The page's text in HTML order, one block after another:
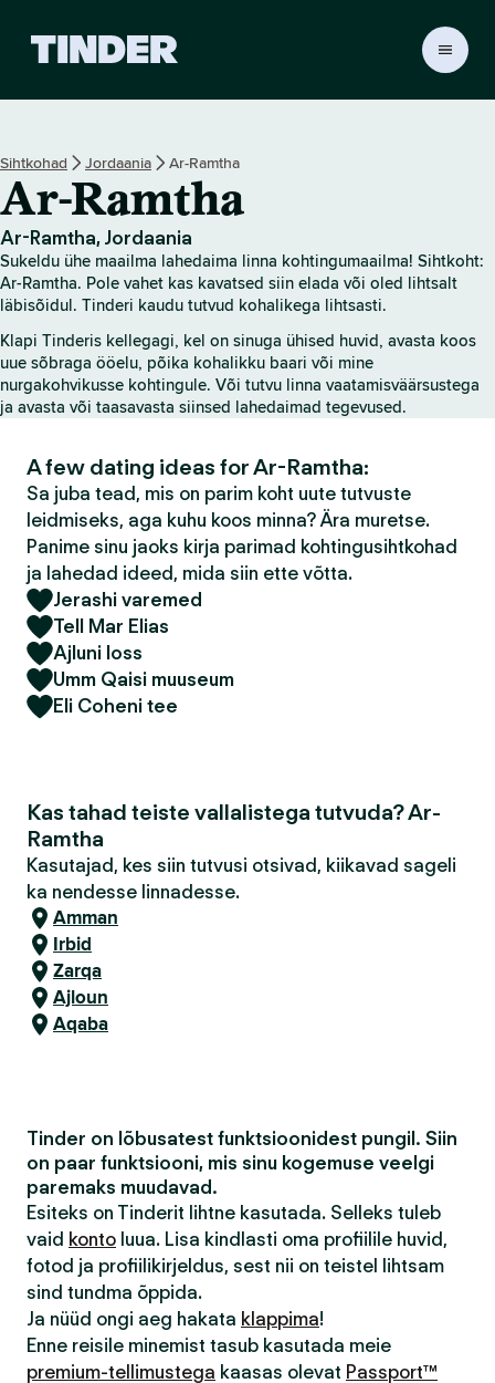
r
i
a
v
a
l
e
t
Sihtkohad Jordaania Ar-Ramtha
Ar-Ramtha
Ar-Ramtha, Jordaania
Sukeldu ühe maailma lahedaima linna kohtingumaailma! Sihtkoht:
Ar-Ramtha. Pole vahet kas kavatsed siin elada või oled lihtsalt
läbisõidul. Tinderi kaudu tutvud kohalikega lihtsasti.
Klapi Tinderis kellegagi, kel on sinuga ühised huvid, avasta koos
uue sõbraga ööelu, põika kohalikku baari või mine
nurgakohvikusse kohtingule. Või tutvu linna vaatamisväärsustega
ja avasta või taasavasta siinsed lahedaimad tegevused.
A few dating ideas for Ar-Ramtha:
Sa juba tead, mis on parim koht uute tutvuste
leidmiseks, aga kuhu koos minna? Ära muretse.
Panime sinu jaoks kirja parimad kohtingusihtkohad
ja lahedad ideed, mida siin ette võtta.
Jerashi varemed
Tell Mar Elias
Ajluni loss
Umm Qaisi muuseum
Eli Coheni tee
Kas tahad teiste vallalistega tutvuda? Ar-
Ramtha
Kasutajad, kes siin tutvusi otsivad, kiikavad sageli
ka nendesse linnadesse.
Amman
Irbid
Zarqa
Ajloun
Aqaba
Tinder on lõbusatest funktsioonidest pungil. Siin
on paar funktsiooni, mis sinu kogemuse veelgi
paremaks muudavad.
Esiteks on Tinderit lihtne kasutada. Selleks tuleb
vaid konto luua. Lisa kindlasti oma profiilile huvid,
fotod ja profiilikirjeldus, sest nii on teistel lihtsam
sind tundma õppida.
Ja nüüd ongi aeg hakata klappima!
Enne reisile minemist tasub kasutada meie
premium-tellimustega kaasas olevat Passport™